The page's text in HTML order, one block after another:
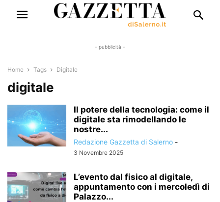
- pubblicità -
Home Tags Digitale
digitale
Il potere della tecnologia: come il
digitale sta rimodellando le
nostre...
Redazione Gazzetta di Salerno -
3 Novembre 2025
L’evento dal fisico al digitale,
appuntamento con i mercoledì di
Palazzo...